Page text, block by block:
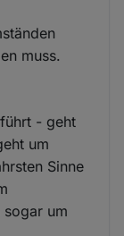
muss.
- geht
um
Sinne
sogar um